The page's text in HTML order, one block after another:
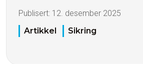
Publisert: 12. desember 2025
Artikkel
Sikring